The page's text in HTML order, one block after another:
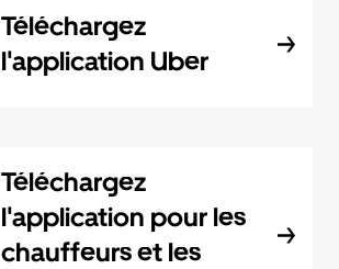
Téléchargez
l'application Uber
Téléchargez
l'application pour les
chauffeurs et les